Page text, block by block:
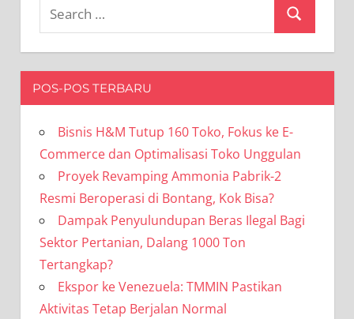
Search
POS-POS TERBARU
Bisnis H&M Tutup 160 Toko, Fokus ke E-
Commerce dan Optimalisasi Toko Unggulan
Proyek Revamping Ammonia Pabrik-2
Resmi Beroperasi di Bontang, Kok Bisa?
Dampak Penyulundupan Beras Ilegal Bagi
Sektor Pertanian, Dalang 1000 Ton
Tertangkap?
Ekspor ke Venezuela: TMMIN Pastikan
Aktivitas Tetap Berjalan Normal